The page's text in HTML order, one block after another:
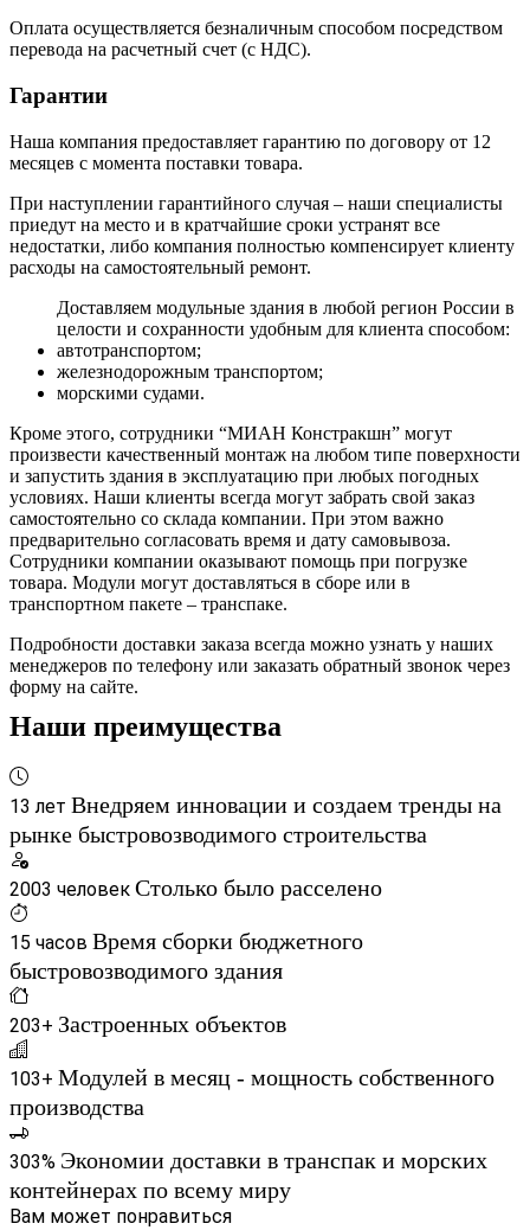
Оплата осуществляется безналичным способом посредством
перевода на расчетный счет (с НДС).
Гарантии
Наша компания предоставляет гарантию по договору от 12
месяцев с момента поставки товара.
При наступлении гарантийного случая – наши специалисты
приедут на место и в кратчайшие сроки устранят все
недостатки, либо компания полностью компенсирует клиенту
расходы на самостоятельный ремонт.
Доставляем модульные здания в любой регион России в
целости и сохранности удобным для клиента способом:
автотранспортом;
железнодорожным транспортом;
морскими судами.
Кроме этого, сотрудники “МИАН Констракшн” могут
произвести качественный монтаж на любом типе поверхности
и запустить здания в эксплуатацию при любых погодных
условиях. Наши клиенты всегда могут забрать свой заказ
самостоятельно со склада компании. При этом важно
предварительно согласовать время и дату самовывоза.
Сотрудники компании оказывают помощь при погрузке
товара. Модули могут доставляться в сборе или в
транспортном пакете – транспаке.
Подробности доставки заказа всегда можно узнать у наших
менеджеров по телефону или заказать обратный звонок через
форму на сайте.
Наши преимущества
13 лет Внедряем инновации и создаем тренды на
рынке быстровозводимого строительства
2003 человек Столько было расселено
15 часов Время сборки бюджетного
быстровозводимого здания
203+ Застроенных объектов
103+ Модулей в месяц - мощность собственного
производства
303% Экономии доставки в транспак и морских
контейнерах по всему миру
Вам может понравиться